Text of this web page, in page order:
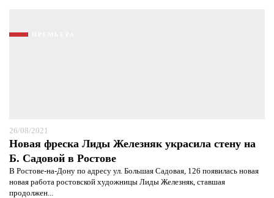
26/08/2021
Новая фреска Лиды Железняк украсила стену на
Б. Садовой в Ростове
В Ростове-на-Дону по адресу ул. Большая Садовая, 126 появилась новая
новая работа ростовской художницы Лиды Железняк, ставшая
продолжен...